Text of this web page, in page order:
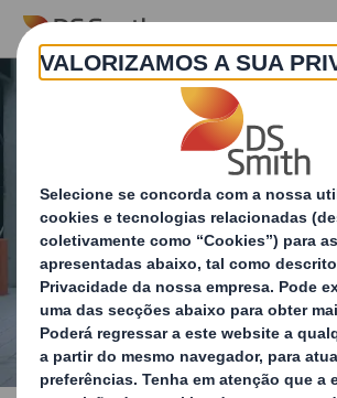
Skip to main content